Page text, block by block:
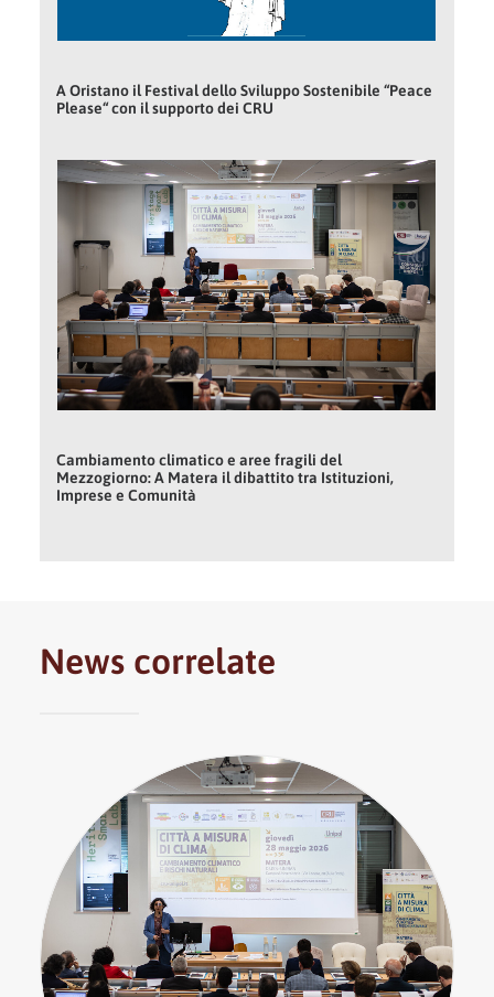
A Oristano il Festival dello Sviluppo Sostenibile “Peace
Please“ con il supporto dei CRU
Cambiamento climatico e aree fragili del
Mezzogiorno: A Matera il dibattito tra Istituzioni,
Imprese e Comunità
News correlate